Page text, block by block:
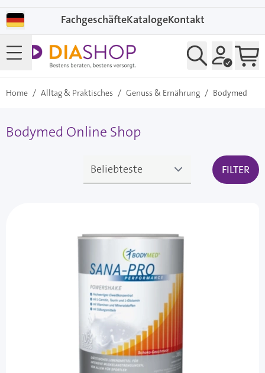
FachgeschäfteKatalogeKontakt
Home / Alltag & Praktisches / Genuss & Ernährung / Bodymed
Bodymed Online Shop
FILTER